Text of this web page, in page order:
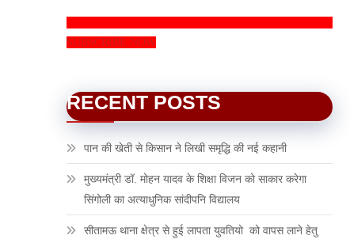
SUBSCRIBE NOW
RECENT POSTS
पान की खेती से किसान ने लिखी समृद्धि की नई कहानी
मुख्यमंत्री डॉ. मोहन यादव के शिक्षा विजन को साकार करेगा
सिंगोली का अत्याधुनिक सांदीपनि विद्यालय
सीतामऊ थाना क्षेत्र से हुई लापता युवतियो को वापस लाने हेतु